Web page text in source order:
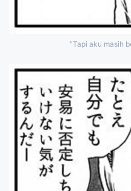
"Tapi aku masih